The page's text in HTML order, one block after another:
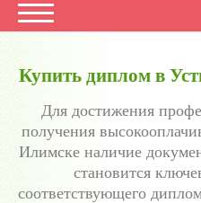
Купить диплом в
Для достижения
получения
Илимске наличие
становится
соответствующего